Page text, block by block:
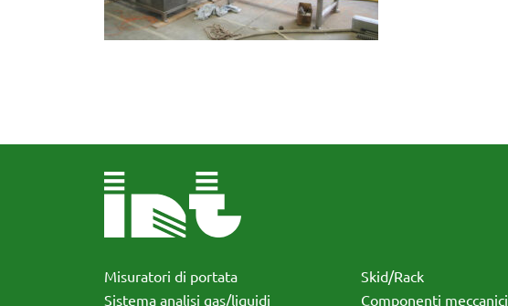
Misuratori di portata
Sistema analisi gas/liquidi
Skid/Rack
Componenti meccanici